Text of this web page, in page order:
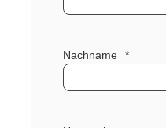
Nachname *